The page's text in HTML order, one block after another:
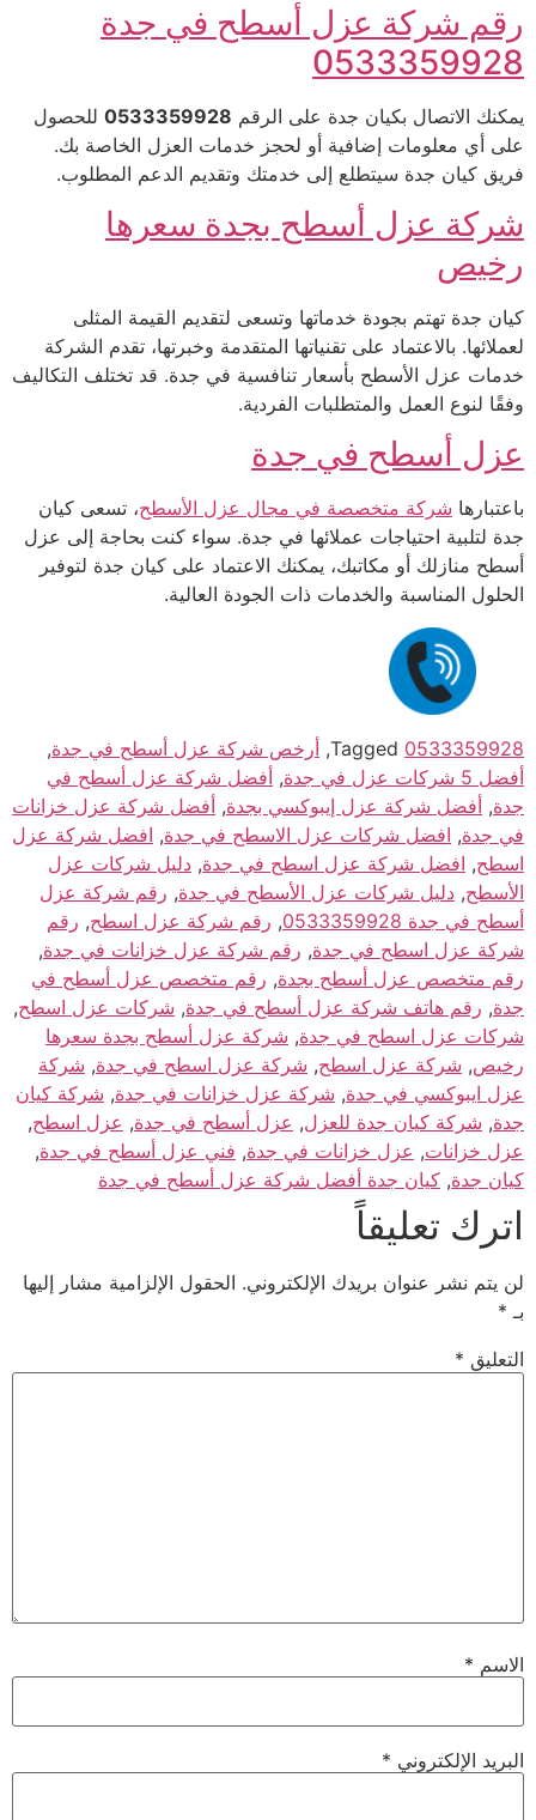
رقم شركة عزل أسطح في جدة
0533359928
يمكنك الاتصال بكيان جدة على الرقم 0533359928 للحصول
على أي معلومات إضافية أو لحجز خدمات العزل الخاصة بك.
فريق كيان جدة سيتطلع إلى خدمتك وتقديم الدعم المطلوب.
شركة عزل أسطح بجدة سعرها
رخيص
كيان جدة تهتم بجودة خدماتها وتسعى لتقديم القيمة المثلى
لعملائها. بالاعتماد على تقنياتها المتقدمة وخبرتها، تقدم الشركة
خدمات عزل الأسطح بأسعار تنافسية في جدة. قد تختلف التكاليف
وفقًا لنوع العمل والمتطلبات الفردية.
عزل أسطح في جدة
باعتبارها شركة متخصصة في مجال عزل الأسطح، تسعى كيان
جدة لتلبية احتياجات عملائها في جدة. سواء كنت بحاجة إلى عزل
أسطح منازلك أو مكاتبك، يمكنك الاعتماد على كيان جدة لتوفير
الحلول المناسبة والخدمات ذات الجودة العالية.
Tagged 0533359928
, أرخص شركة عزل أسطح في جدة,
أفضل 5 شركات عزل في جدة
, أفضل شركة عزل أسطح في
جدة, أفضل شركة عزل إيبوكسي بجدة, أفضل شركة عزل خزانات
في جدة, افضل شركات عزل الاسطح في جدة, افضل شركة عزل
اسطح, افضل شركة عزل اسطح في جدة, دليل شركات عزل
الأسطح, دليل شركات عزل الأسطح في جدة, رقم شركة عزل
أسطح في جدة 0533359928
, رقم شركة عزل اسطح, رقم
شركة عزل اسطح في جدة, رقم شركة عزل خزانات في جدة,
رقم متخصص عزل أسطح بجدة, رقم متخصص عزل أسطح في
جدة, رقم هاتف شركة عزل أسطح في جدة, شركات عزل اسطح,
شركات عزل اسطح في جدة, شركة عزل أسطح بجدة سعرها
رخيص, شركة عزل اسطح, شركة عزل اسطح في جدة, شركة
عزل ايبوكسي في جدة, شركة عزل خزانات في جدة, شركة كيان
جدة, شركة كيان جدة للعزل, عزل أسطح في جدة, عزل اسطح,
عزل خزانات, عزل خزانات في جدة, فني عزل أسطح في جدة,
كيان جدة, كيان جدة أفضل شركة عزل أسطح في جدة
اترك تعليقاً
لن يتم نشر عنوان بريدك الإلكتروني. الحقول الإلزامية مشار إليها
بـ *
التعليق *
الاسم *
البريد الإلكتروني *